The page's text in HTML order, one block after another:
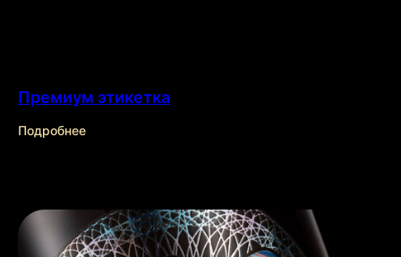
Премиум этикетка
Подробнее